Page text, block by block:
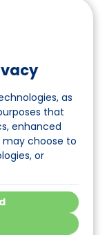
as
that
enhanced
may choose to
or